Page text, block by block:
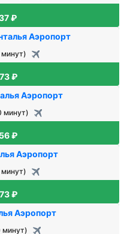
₽
Аэропорт
₽
Аэропорт
минут)
₽
Аэропорт
₽
Аэропорт
минут)